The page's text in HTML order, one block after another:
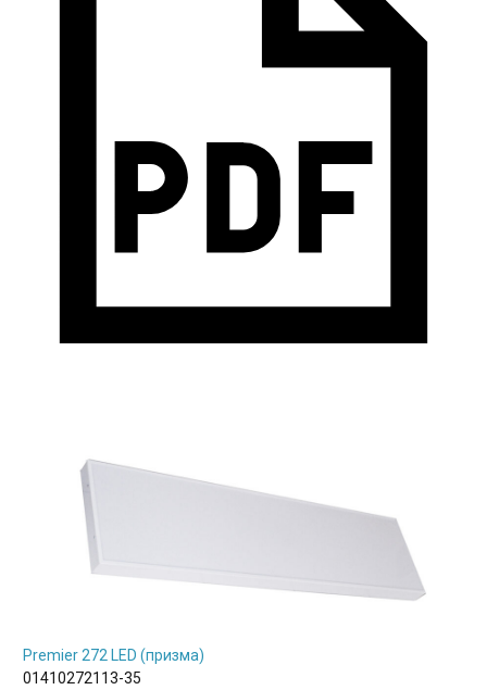
Premier 272 LED (призма)
01410272113-35